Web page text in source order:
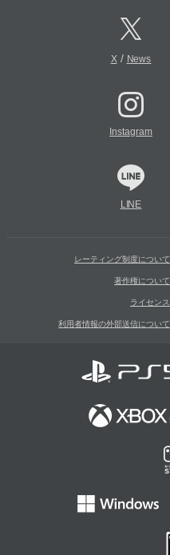
X/ News
Instagram
LINE
レーティング制度について
著作権について
ライセンス
利用者情報の外部送信について